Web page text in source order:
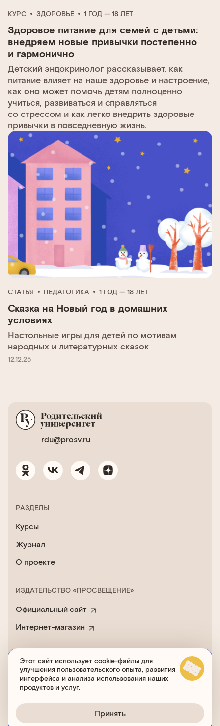
КУРС ЗДОРОВЬЕ 1 ГОД — 18 ЛЕТ
Здоровое питание для семей с детьми:
внедряем новые привычки постепенно
и гармонично
Детский эндокринолог рассказывает, как
питание влияет на наше здоровье и настроение,
как оно может помочь детям полноценно
учиться, развиваться и справляться
со стрессом и как легко внедрить здоровые
привычки в повседневную жизнь.
СТАТЬЯ ПЕДАГОГИКА 1 ГОД — 18 ЛЕТ
Сказка на Новый год в домашних
условиях
Настольные игры для детей по мотивам
народных и литературных сказок
12.12.25
rdu@prosv.ru
РАЗДЕЛЫ
Курсы
Журнал
О проекте
ИЗДАТЕЛЬСТВО «ПРОСВЕЩЕНИЕ»
Официальный сайт
Интернет-магазин
Пользовательское соглашение
Политика обработки cookies
Этот сайт использует cookie-файлы для
улучшения пользовательского опыта, развития
интерфейса и анализа использования наших
продуктов и услуг.
Принять